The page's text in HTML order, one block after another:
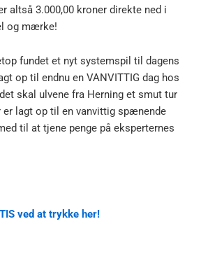
altså 3.000,00 kroner direkte ned i
og mærke!
fundet et nyt systemspil til dagens
op til endnu en VANVITTIG dag hos
skal ulvene fra Herning et smut tur
er lagt op til en vanvittig spænende
til at tjene penge på eksperternes
ved at trykke her!